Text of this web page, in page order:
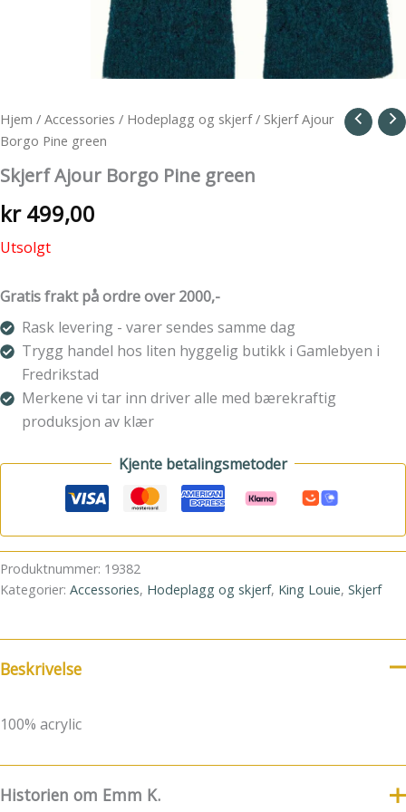
Hjem / Accessories / Hodeplagg og skjerf/ Skjerf Ajour
Borgo Pine green
Skjerf Ajour Borgo Pine green
kr499,00
Utsolgt
Gratis frakt på ordre over 2000,-
Rask levering - varer sendes samme dag
Trygg handel hos liten hyggelig butikk i Gamlebyen i
Fredrikstad
Merkene vi tar inn driver alle med bærekraftig
produksjon av klær
Kjente betalingsmetoder
Produktnummer: 19382
Kategorier: Accessories, Hodeplagg og skjerf, King Louie, Skjerf
Beskrivelse
100% acrylic
Historien om Emm K.